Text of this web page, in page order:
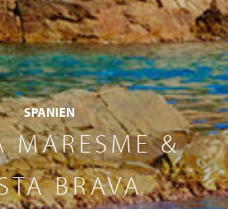
SPANIEN
MARESME &
BRAVA